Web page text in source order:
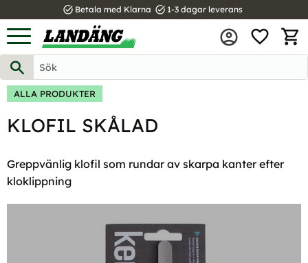
Meny
task_alt Betala med Klarna task_alt 1-3 dagar leverans
ALLA PRODUKTER
KLOFIL SKÅLAD
Greppvänlig klofil som rundar av skarpa kanter efter
kloklippning